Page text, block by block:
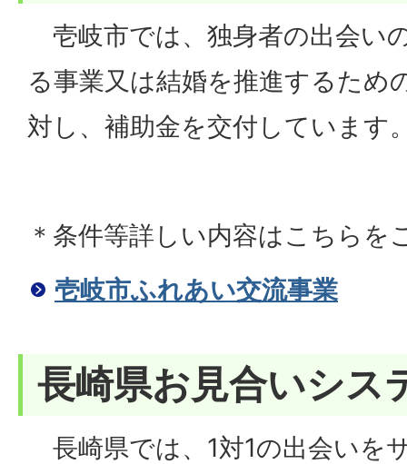
壱岐市では、独身者の出会い
る事業又は結婚を推進するため
対し、補助金を交付しています
＊条件等詳しい内容はこちらを
壱岐市ふれあい交流事業
長崎県お見合いシス
長崎県では、1対1の出会いを